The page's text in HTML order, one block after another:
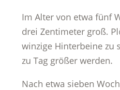
Im Alter von etwa fünf
drei Zentimeter groß.
winzige Hinterbeine zu
zu Tag größer werden.
Nach etwa sieben